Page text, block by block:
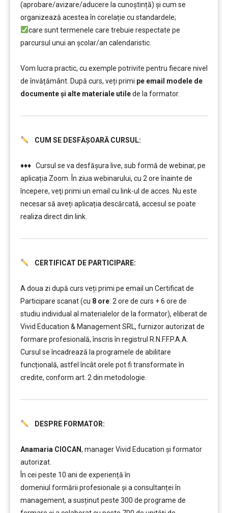
(aprobare/avizare/aducere la cunoştință) și cum se
organizează acestea în corelație cu standardele;
care sunt termenele care trebuie respectate pe
parcursul unui an şcolar/an calendaristic.
Vom lucra practic, cu exemple potrivite pentru fiecare nivel
de învățământ. După curs, veți primi pe email modele de
documente și alte materiale utilede la formator.
CUM SE DESFĂȘOARĂ CURSUL:
♦♦♦ Cursul se va desfășura live, sub formă de webinar, pe
aplicația Zoom. În ziua webinarului, cu 2 ore înainte de
începere, veţi primi un email cu link-ul de acces. Nu este
necesar să aveți aplicația descărcată, accesul se poate
realiza direct din link.
CERTIFICAT DE PARTICIPARE:
A doua zi după curs veți primi pe email un Certificat de
Participare scanat (cu 8 ore: 2 ore de curs + 6 ore de
studiu individual al materialelor de la formator), eliberat de
Vivid Education & Management SRL, furnizor autorizat de
formare profesională, înscris în registrul R.N.F.F.P.A.A.
Cursul se încadrează la programele de abilitare
funcțională, astfel încât orele pot fi transformate în
credite, conform art. 2 din metodologie.
DESPRE FORMATOR:
Anamaria CIOCAN, manager Vivid Education și formator
autorizat.
În cei peste 10 ani de experiență în
domeniul formării profesionale și a consultanței în
management, a susținut peste 300 de programe de